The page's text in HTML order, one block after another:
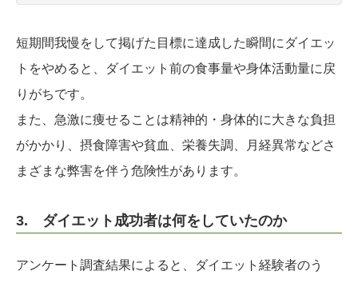
短期間我慢をして掲げた目標に達成した瞬間にダイエッ
トをやめると、ダイエット前の食事量や身体活動量に戻
りがちです。
また、急激に痩せることは精神的・身体的に大きな負担
がかかり、摂食障害や貧血、栄養失調、月経異常などさ
まざまな弊害を伴う危険性があります。
3. ダイエット成功者は何をしていたのか
アンケート調査結果によると、ダイエット経験者のう